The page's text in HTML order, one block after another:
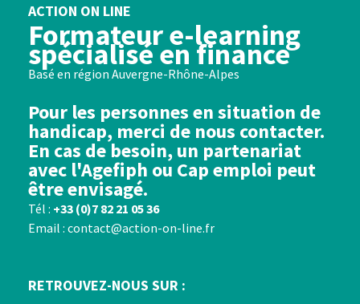
ACTION ON LINE
Formateur e-learning
spécialisé en finance
Basé en région Auvergne-Rhône-Alpes
Pour les personnes en situation de
handicap, merci de nous contacter.
En cas de besoin, un partenariat
avec l'Agefiph ou Cap emploi peut
être envisagé.
Tél : +33 (0)7 82 21 05 36
Email : contact@action-on-line.fr
RETROUVEZ-NOUS SUR :